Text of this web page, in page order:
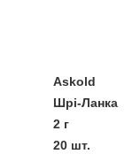
Askold
Шрі-Ланка
2 г
20 шт.